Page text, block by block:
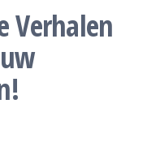
Verhalen